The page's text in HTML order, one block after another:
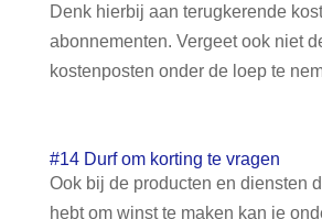
Denk hierbij aan terugkerende
abonnementen. Vergeet ook niet
kostenposten onder de loep te
#14 Durf om korting te vragen
Ook bij de producten en diensten
hebt om winst te maken kan je